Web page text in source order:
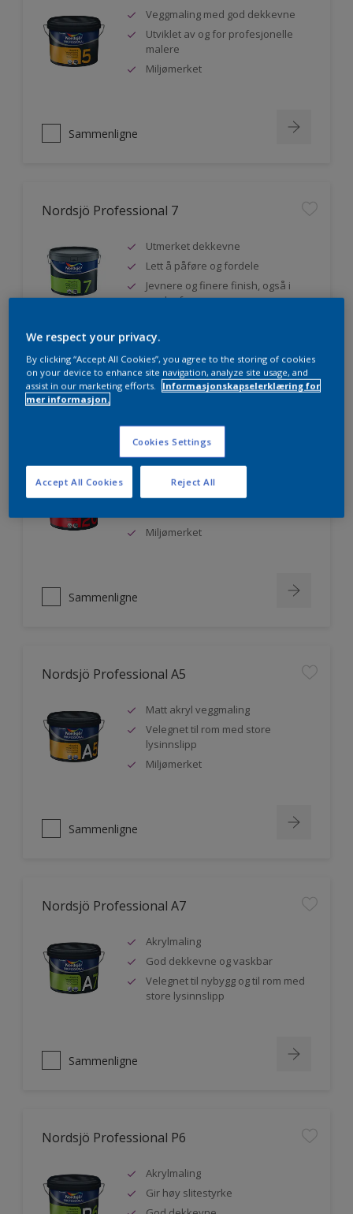
Veggmaling med god dekkevne
Utviklet av og for profesjonelle
malere
Miljømerket
Sammenligne
Nordsjö Professional 7
Utmerket dekkevne
Lett å påføre og fordele
Jevnere og finere finish, også i
mørke farger
Sammenligne
Nordsjö Professional 20
Veggmaling med god dekkevne
Utviklet av og for profesjonelle
Miljømerket
Sammenligne
Nordsjö Professional A5
Matt akryl veggmaling
Velegnet til rom med store
lysinnslipp
Miljømerket
Sammenligne
Nordsjö Professional A7
Akrylmaling
God dekkevne og vaskbar
Velegnet til nybygg og til rom med
store lysinnslipp
Sammenligne
Nordsjö Professional P6
Akrylmaling
Gir høy slitestyrke
We respect your privacy.
By clicking “Accept All Cookies”, you agree to the storing of cookies
on your device to enhance site navigation, analyze site usage, and
assist in our marketing efforts.
Informasjonskapselerklæring for
mer informasjon.
Cookies Settings
Reject All
Accept All Cookies